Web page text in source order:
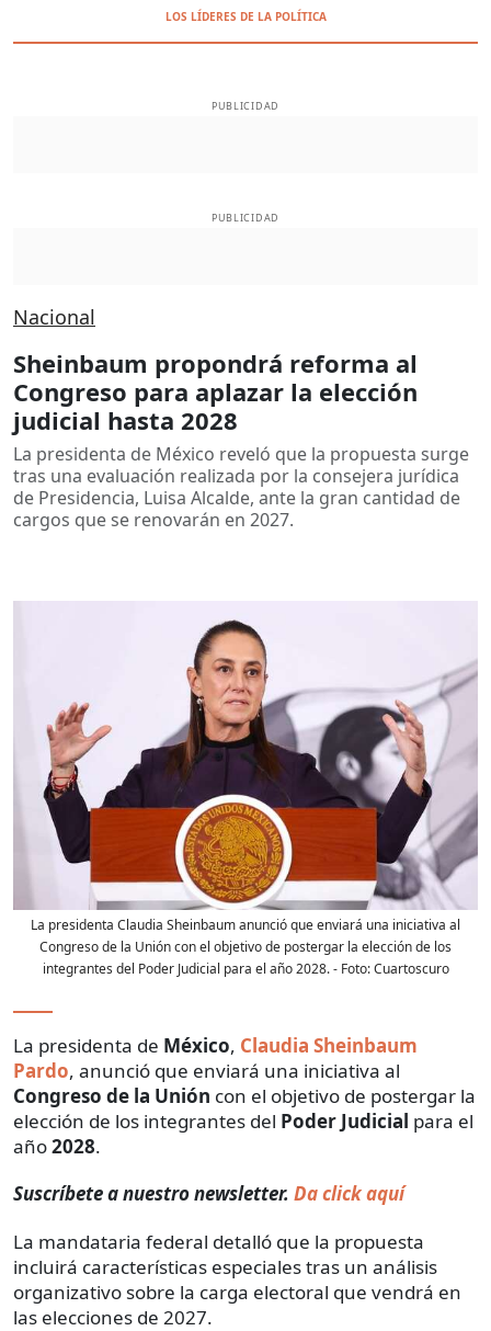
LOS LÍDERES DE LA POLÍTICA
PUBLICIDAD
PUBLICIDAD
Nacional
Sheinbaum propondrá reforma al
Congreso para aplazar la elección
judicial hasta 2028
La presidenta de México reveló que la propuesta surge
tras una evaluación realizada por la consejera jurídica
de Presidencia, Luisa Alcalde, ante la gran cantidad de
cargos que se renovarán en 2027.
La presidenta Claudia Sheinbaum anunció que enviará una iniciativa al
Congreso de la Unión con el objetivo de postergar la elección de los
integrantes del Poder Judicial para el año 2028.- Foto:Cuartoscuro
La presidenta de México, Claudia Sheinbaum
Pardo, anunció que enviará una iniciativa al
Congreso de la Unión con el objetivo de postergar la
elección de los integrantes del Poder Judicial para el
año2028.
Suscríbete a nuestro newsletter. Da click aquí
La mandataria federal detalló que la propuesta
incluirá características especiales tras un análisis
organizativo sobre la carga electoral que vendrá en
las elecciones de 2027.